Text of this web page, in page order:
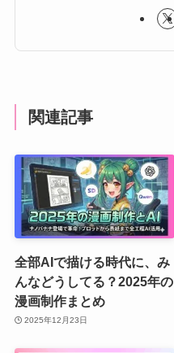
関連記事
全部AIで描ける時代に、み
んなどうしてる？2025年の
漫画制作まとめ
2025年12月23日